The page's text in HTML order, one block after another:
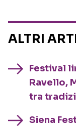
ALTRI
Festival
Ravello,
tra
Siena